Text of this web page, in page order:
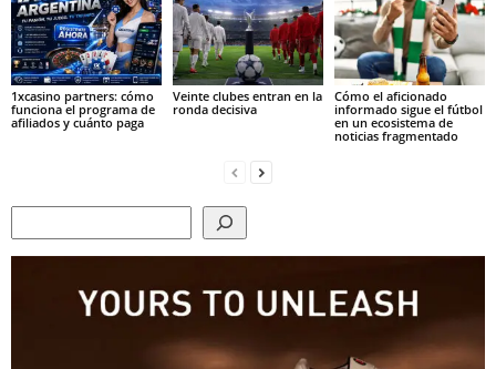
1xcasino partners: cómo
funciona el programa de
afiliados y cuánto paga
Veinte clubes entran en la
ronda decisiva
Cómo el aficionado
informado sigue el fútbol
en un ecosistema de
noticias fragmentado